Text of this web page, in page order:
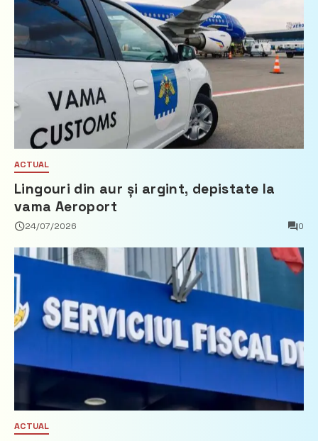
ACTUAL
Lingouri din aur și argint, depistate la
vama Aeroport
24/07/2026 0
ACTUAL